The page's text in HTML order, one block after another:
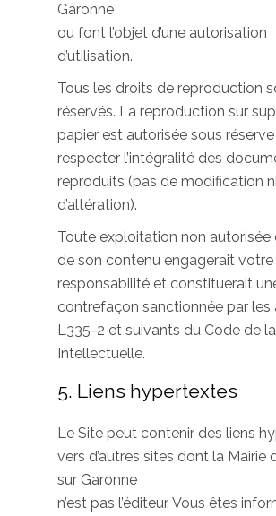
Garonne
ou font l’objet d’une autorisation
d’utilisation.
Tous les droits de reproduction
réservés. La reproduction sur
papier est autorisée sous
respecter l’intégralité des
reproduits (pas de modification ni
d’altération).
Toute exploitation non autorisée
de son contenu engagerait votre
responsabilité et constituerait
contrefaçon sanctionnée par les
L335-2 et suivants du Code de
Intellectuelle.
5. Liens hypertextes
Le Site peut contenir des liens
vers d’autres sites dont la Mairie
sur Garonne
n’est pas l’éditeur. Vous êtes